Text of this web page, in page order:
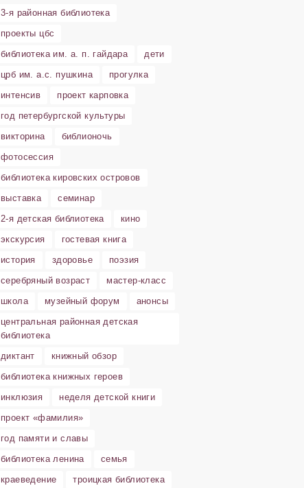
3-я районная библиотека
проекты цбс
библиотека им. а. п. гайдара
дети
црб им. а.с. пушкина
прогулка
интенсив
проект карповка
год петербургской культуры
викторина
библионочь
фотосессия
библиотека кировских островов
выставка
семинар
2-я детская библиотека
кино
экскурсия
гостевая книга
история
здоровье
поэзия
серебряный возраст
мастер-класс
школа
музейный форум
анонсы
центральная районная детская
библиотека
диктант
книжный обзор
библиотека книжных героев
инклюзия
неделя детской книги
проект «фамилия»
год памяти и славы
библиотека ленина
семья
краеведение
троицкая библиотека